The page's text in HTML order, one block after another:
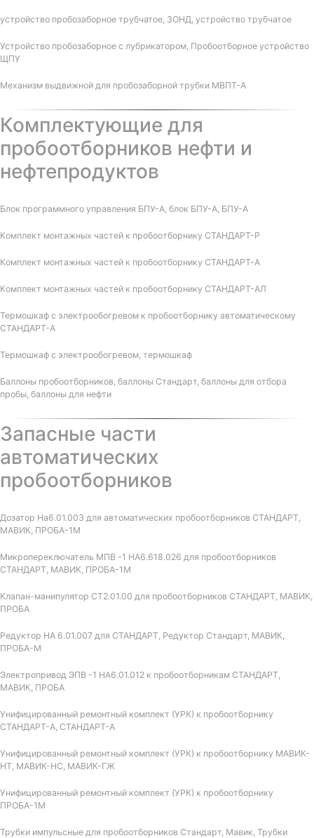
устройство пробозаборное трубчатое, ЗОНД, устройство трубчатое
Устройство пробозаборное с лубрикатором, Пробоотборное устройство
ЩПУ
Механизм выдвижной для пробозаборной трубки МВПТ-А
Комплектующие для
пробоотборников нефти и
нефтепродуктов
Блок программного управления БПУ-А, блок БПУ-А, БПУ-А
Комплект монтажных частей к пробоотборнику СТАНДАРТ-Р
Комплект монтажных частей к пробоотборнику СТАНДАРТ-А
Комплект монтажных частей к пробоотборнику СТАНДАРТ-АЛ
Термошкаф с электрообогревом к пробоотборнику автоматическому
СТАНДАРТ-А
Термошкаф с электрообогревом, термошкаф
Баллоны пробоотборников, баллоны Стандарт, баллоны для отбора
пробы, баллоны для нефти
Запасные части
автоматических
пробоотборников
Дозатор На6.01.003 для автоматических пробоотборников СТАНДАРТ,
МАВИК, ПРОБА-1М
Микропереключатель МПВ -1 НА6.618.026 для пробоотборников
СТАНДАРТ, МАВИК, ПРОБА-1М
Клапан-манипулятор СТ2.01.00 для пробоотборников СТАНДАРТ, МАВИК,
ПРОБА
Редуктор НА 6.01.007 для СТАНДАРТ, Редуктор Стандарт, МАВИК,
ПРОБА-М
Электропривод ЭПВ -1 НА6.01.012 к пробоотборникам СТАНДАРТ,
МАВИК, ПРОБА
Унифицированный ремонтный комплект (УРК) к пробоотборнику
СТАНДАРТ-А, СТАНДАРТ-А
Унифицированный ремонтный комплект (УРК) к пробоотборнику МАВИК-
НТ, МАВИК-НС, МАВИК-ГЖ
Унифицированный ремонтный комплект (УРК) к пробоотборнику
ПРОБА-1М
Трубки импульсные для пробоотборников Стандарт, Мавик, Трубки